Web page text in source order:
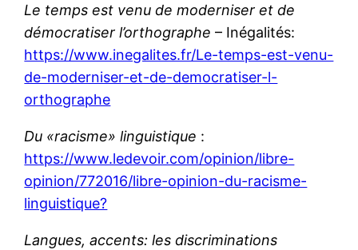
Le temps est venu de moderniser et de
démocratiser l’orthographe – Inégalités:
https://www.inegalites.fr/Le-temps-est-venu-
de-moderniser-et-de-democratiser-l-
orthographe
Du «racisme» linguistique :
https://www.ledevoir.com/opinion/libre-
opinion/772016/libre-opinion-du-racisme-
linguistique?
Langues, accents: les discriminations